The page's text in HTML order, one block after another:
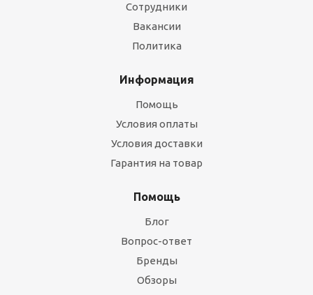
Сотрудники
Вакансии
Политика
Информация
Помощь
Условия оплаты
Условия доставки
Гарантия на товар
Помощь
Блог
Вопрос-ответ
Бренды
Обзоры